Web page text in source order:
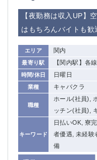
【夜勤務は収入UP】
はもちろんバイトも
エリア 関内
最寄り駅 【関内駅】各
時間/休日 日曜日
業種 キャバクラ
職種
ホール(社員),
ッチン(社員),
キーワード
日払いOK, 寮
者優遇, 未経験
備